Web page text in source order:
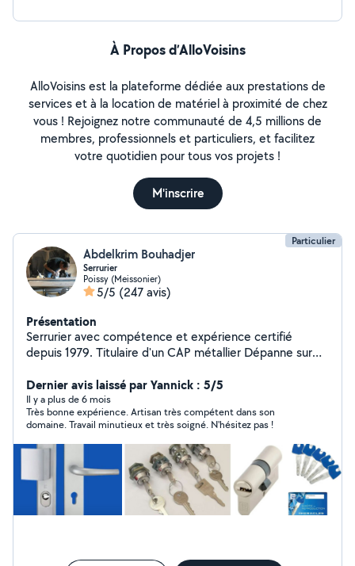
À Propos d’AlloVoisins
AlloVoisins est la plateforme dédiée aux prestations de
services et à la location de matériel à proximité de chez
vous ! Rejoignez notre communauté de 4,5 millions de
membres, professionnels et particuliers, et facilitez
votre quotidien pour tous vos projets !
M'inscrire
Particulier
Abdelkrim Bouhadjer
Serrurier
Poissy (Meissonier)
5/5 (247 avis)
Présentation
Serrurier avec compétence et expérience certifié
depuis 1979. Titulaire d'un CAP métallier Dépanne sur
où verrouillée. Intervient également : sur portes et
fenêtres en aluminium , PVC, bois et métalliques.
N'hésitez pas à me contacter si besoin.
Dernier avis laissé par Yannick : 5/5
Il y a plus de 6 mois
Très bonne expérience. Artisan très compétent dans son
domaine. Travail minutieux et très soigné. N'hésitez pas !